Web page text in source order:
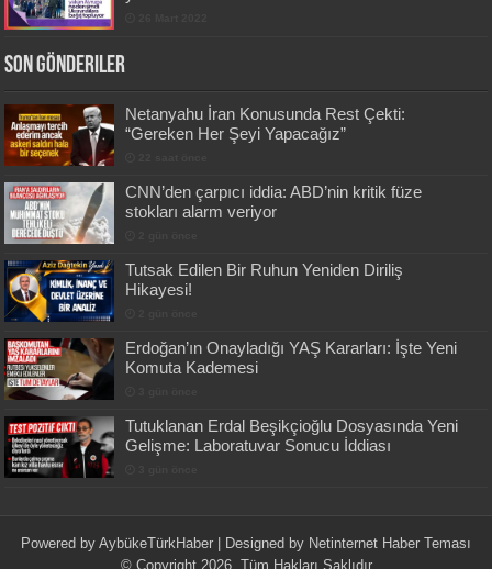
Son Gönderiler
Netanyahu İran Konusunda Rest Çekti:
“Gereken Her Şeyi Yapacağız”
CNN’den çarpıcı iddia: ABD’nin kritik füze
stokları alarm veriyor
Tutsak Edilen Bir Ruhun Yeniden Diriliş
Hikayesi!
Erdoğan’ın Onayladığı YAŞ Kararları: İşte Yeni
Komuta Kademesi
Tutuklanan Erdal Beşikçioğlu Dosyasında Yeni
Gelişme: Laboratuvar Sonucu İddiası
Powered by AybükeTürkHaber | Designed by Netinternet Haber Teması
© Copyright 2026, Tüm Hakları Saklıdır